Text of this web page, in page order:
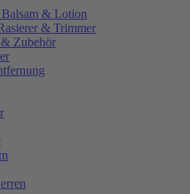
& Lotion
& Trimmer
Zubehör